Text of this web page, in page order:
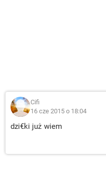
Cifi
16 cze 2015 o 18:04
dzi€ki już wiem